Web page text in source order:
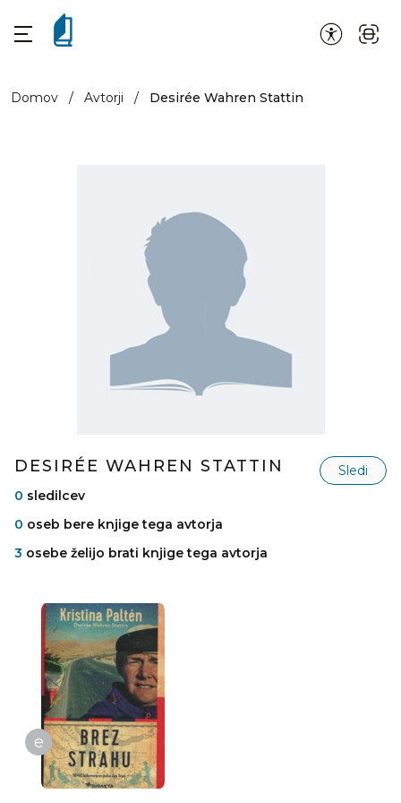
Domov / Avtorji / Desirée Wahren Stattin
DESIRÉE WAHREN STATTIN
Sledi
0 sledilcev
0 oseb bere knjige tega avtorja
3 osebe želijo brati knjige tega avtorja
e